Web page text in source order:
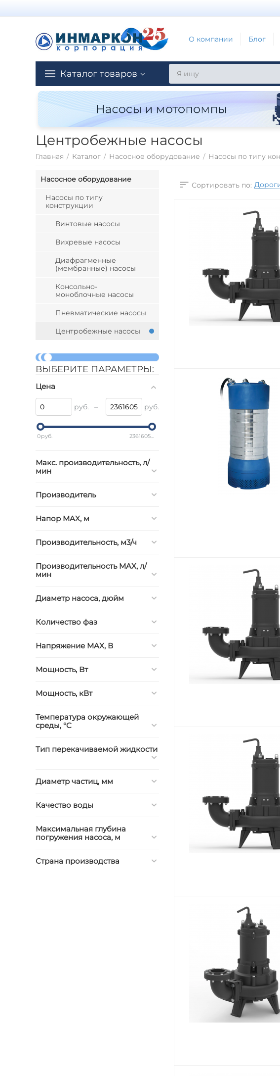
О компании Блог
Каталог товаров
Центробежные насосы
Главная / Каталог / Насосное оборудование / Насосы по типу
Насосное оборудование
Насосы по типу
конструкции
Винтовые насосы
Вихревые насосы
Диафрагменные
(мембранные) насосы
Консольно-
моноблочные насосы
Пневматические насосы
Центробежные насосы
ВЫБЕРИТЕ ПАРАМЕТРЫ:
Цена
руб. – руб.
0руб. 2361605руб.
Макс. производительность, л/
мин
Производитель
Напор MAX, м
Производительность, м3/ч
Производительность MAX, л/
мин
Диаметр насоса, дюйм
Количество фаз
Напряжение MAX, В
Мощность, Вт
Мощность, кВт
Температура окружающей
среды, °C
Тип перекачиваемой жидкости
Диаметр частиц, мм
Качество воды
Максимальная глубина
погружения насоса, м
Страна производства
Сортировать по: